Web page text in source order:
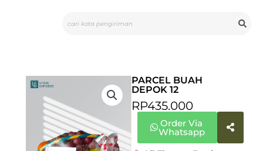
PARCEL BUAH
DEPOK 12
RP435.000
Order Via
Whatsapp